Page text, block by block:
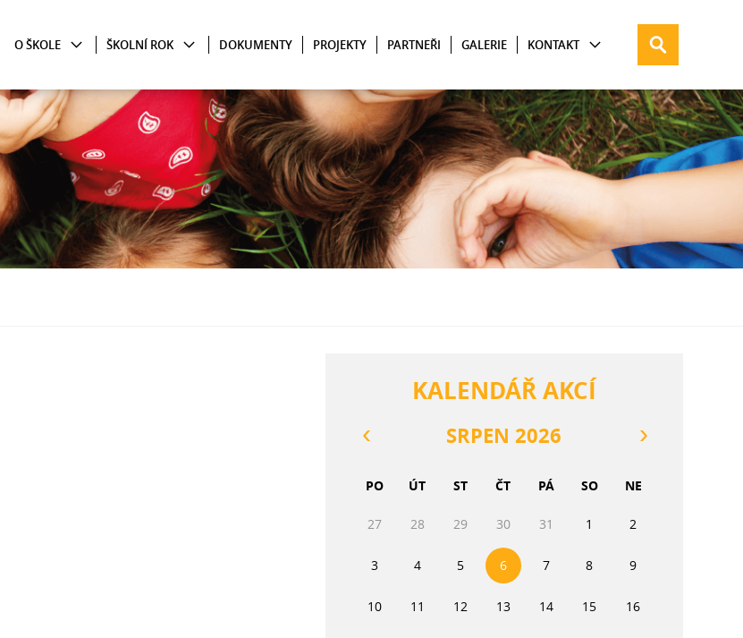
O ŠKOLE ŠKOLNÍ ROK DOKUMENTY PROJEKTY PARTNEŘI GALERIE KONTAKT
KALENDÁŘ AKCÍ
SRPEN 2026
PO ÚT ST ČT PÁ SO NE
27 28 29 30 31 1 2
3 4 5 6 7 8 9
10 11 12 13 14 15 16